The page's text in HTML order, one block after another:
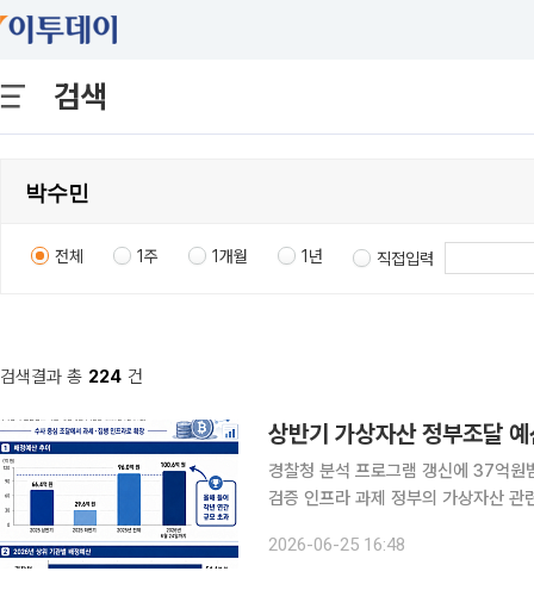
검색
전체 1주 1개월 1년 직접입력
검색결과 총 224 건
상반기 가상자산 정부조달
경찰청 분석 프로그램 갱신에 37억원
검증 인프라 과제 정부의 가상자산 관련 조달 규모가 올해 들어 이미 지난해 연간 수준을 넘어섰다.
2026-06-25 16:48